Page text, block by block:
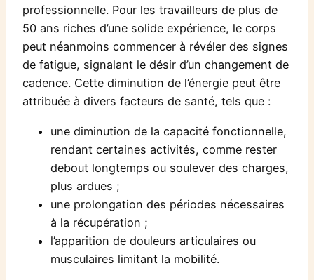
professionnelle. Pour les travailleurs de plus de
50 ans riches d’une solide expérience, le corps
peut néanmoins commencer à révéler des signes
de fatigue, signalant le désir d’un changement de
cadence. Cette diminution de l’énergie peut être
attribuée à divers facteurs de santé, tels que :
une diminution de la capacité fonctionnelle,
rendant certaines activités, comme rester
debout longtemps ou soulever des charges,
plus ardues ;
une prolongation des périodes nécessaires
à la récupération ;
l’apparition de douleurs articulaires ou
musculaires limitant la mobilité.